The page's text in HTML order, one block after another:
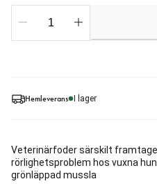
Hemleverans I lager
Veterinärfoder särskilt
rörlighetsproblem hos vuxna
grönläppad mussla